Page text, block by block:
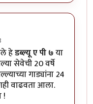
हेडब्ल्यू ए पी ७या
सेवेची 20 वर्षे
गाड्यांना 24
वाढवता आला.
!